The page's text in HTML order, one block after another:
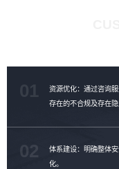
资源优化：通过咨询
存在的不合规及存在
体系建设：明确整体
化。
02